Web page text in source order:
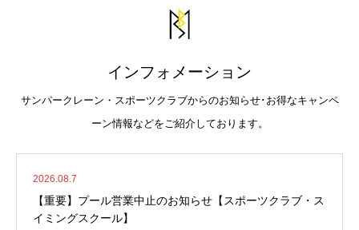
インフォメーション
サンパークレーン・スポーツクラブからのお知らせ･お得なキャンペ
ーン情報などをご紹介しております。
2026.08.7
【重要】プール営業中止のお知らせ【スポーツクラブ・ス
イミングスクール】